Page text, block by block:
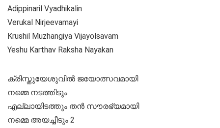
Adippinaril Vyadhikalin
Verukal Nirjeevamayi
Krushil Muzhangiya Vijayolsavam
Yeshu Karthav Raksha Nayakan
ക്രിസ്തുയേശുവിൽ ജയോത്സവമായി
നമ്മെ നടത്തിടും
എല്ലായിടത്തും തൻ സൗരഭ്യമായി
നമ്മെ അയച്ചീടും 2